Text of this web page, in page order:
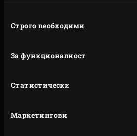
наСтрого nеобходими
За функционалност
Статистически
Маркетингови
135°C.
(с помощта на
от хикория Hickory Wood